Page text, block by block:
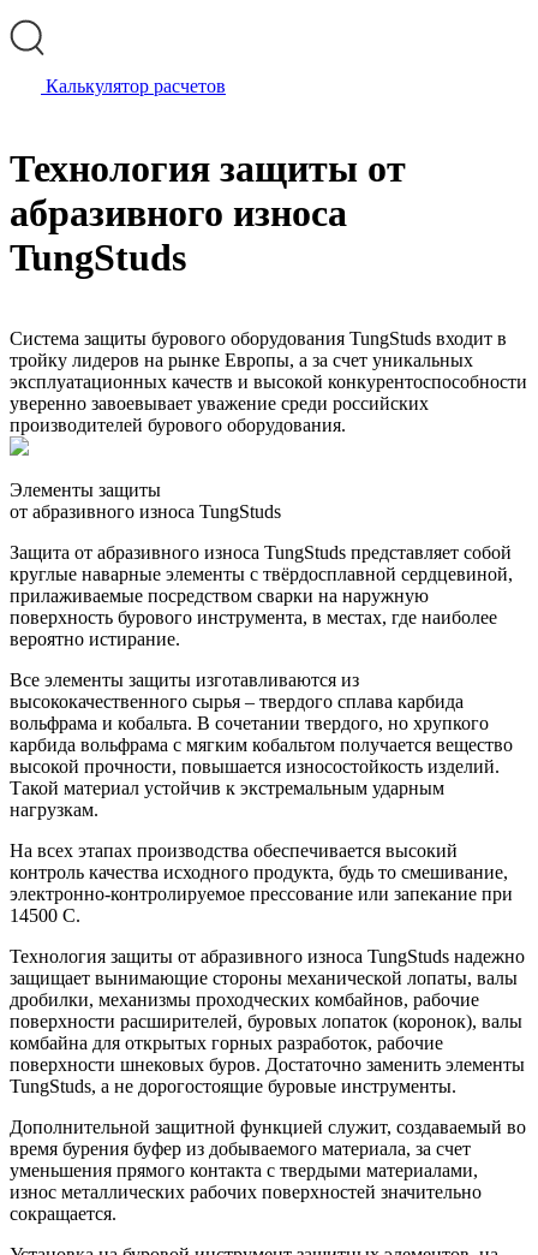
Калькулятор расчетов
Технология защиты от
абразивного износа
TungStuds
Система защиты бурового оборудования TungStuds входит в
тройку лидеров на рынке Европы, а за счет уникальных
эксплуатационных качеств и высокой конкурентоспособности
уверенно завоевывает уважение среди российских
производителей бурового оборудования.
Элементы защиты
от абразивного износа TungStuds
Защита от абразивного износа TungStuds представляет собой
круглые наварные элементы с твёрдосплавной сердцевиной,
прилаживаемые посредством сварки на наружную
поверхность бурового инструмента, в местах, где наиболее
вероятно истирание.
Все элементы защиты изготавливаются из
высококачественного сырья – твердого сплава карбида
вольфрама и кобальта. В сочетании твердого, но хрупкого
карбида вольфрама с мягким кобальтом получается вещество
высокой прочности, повышается износостойкость изделий.
Такой материал устойчив к экстремальным ударным
нагрузкам.
На всех этапах производства обеспечивается высокий
контроль качества исходного продукта, будь то смешивание,
электронно-контролируемое прессование или запекание при
14500 С.
Технология защиты от абразивного износа TungStuds надежно
защищает вынимающие стороны механической лопаты, валы
дробилки, механизмы проходческих комбайнов, рабочие
поверхности расширителей, буровых лопаток (коронок), валы
комбайна для открытых горных разработок, рабочие
поверхности шнековых буров. Достаточно заменить элементы
TungStuds, а не дорогостоящие буровые инструменты.
Дополнительной защитной функцией служит, создаваемый во
время бурения буфер из добываемого материала, за счет
уменьшения прямого контакта с твердыми материалами,
износ металлических рабочих поверхностей значительно
сокращается.